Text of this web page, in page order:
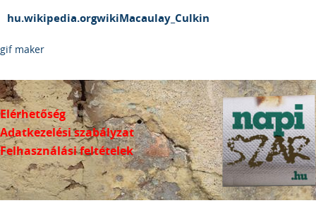
hu.wikipedia.orgwikiMacaulay_Culkin
gif maker
Elérhetőség
Adatkezelési szabályzat
Felhasználási feltételek